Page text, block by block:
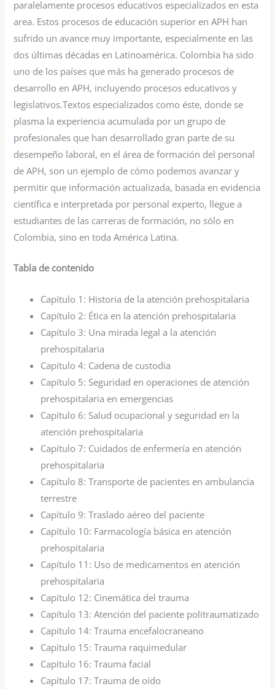
paralelamente procesos educativos especializados en esta
area. Estos procesos de educación superior en APH han
sufrido un avance muy importante, especialmente en las
dos últimas décadas en Latinoamérica. Colombia ha sido
uno de los países que más ha generado procesos de
desarrollo en APH, incluyendo procesos educativos y
legislativos.Textos especializados como éste, donde se
plasma la experiencia acumulada por un grupo de
profesionales que han desarrollado gran parte de su
desempeño laboral, en el área de formación del personal
de APH, son un ejemplo de cómo podemos avanzar y
permitir que información actualizada, basada en evidencia
científica e interpretada por personal experto, llegue a
estudiantes de las carreras de formación, no sólo en
Colombia, sino en toda América Latina.
Tabla de contenido
Capítulo 1: Historia de la atención prehospitalaria
Capítulo 2: Ética en la atención prehospitalaria
Capítulo 3: Una mirada legal a la atención
prehospitalaria
Capítulo 4: Cadena de custodia
Capítulo 5: Seguridad en operaciones de atención
prehospitalaria en emergencias
Capítulo 6: Salud ocupacional y seguridad en la
atención prehospitalaria
Capítulo 7: Cuidados de enfermería en atención
prehospitalaria
Capítulo 8:Transporte de pacientes en ambulancia
terrestre
Capítulo 9:Traslado aéreo del paciente
Capítulo 10: Farmacología básica en atención
prehospitalaria
Capítulo 11: Uso de medicamentos en atención
prehospitalaria
Capítulo 12: Cinemática del trauma
Capítulo 13:Atención del paciente politraumatizado
Capítulo 14:Trauma encefalocraneano
Capítulo 15:Trauma raquimedular
Capítulo 16:Trauma facial
Capítulo 17:Trauma de oído